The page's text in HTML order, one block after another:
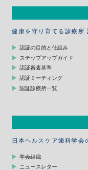
健康を守り育てる診療所
認証の目的と仕組み
ステップアップガイド
認証審査基準
認証ミーティング
認証診療所一覧
日本ヘルスケア歯科学会
学会組織
ニュースレター